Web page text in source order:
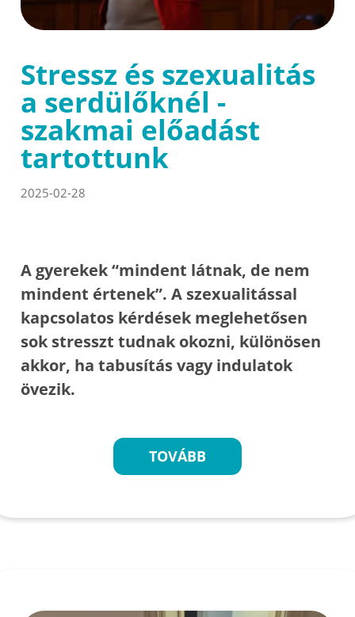
Stressz és szexualitás
a serdülőknél -
szakmai előadást
tartottunk
2025-02-28
A gyerekek “mindent látnak, de nem
mindent értenek”. A szexualitással
kapcsolatos kérdések meglehetősen
sok stresszt tudnak okozni, különösen
akkor, ha tabusítás vagy indulatok
övezik.
TOVÁBB